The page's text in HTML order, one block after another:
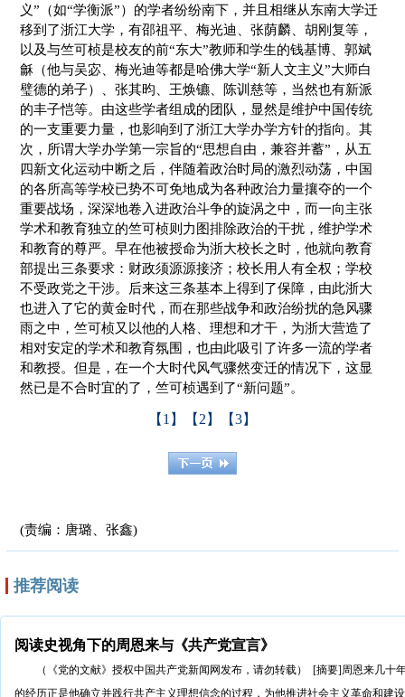
义”（如“学衡派”）的学者纷纷南下，并且相继从东南大学迁
移到了浙江大学，有邵祖平、梅光迪、张荫麟、胡刚复等，
以及与竺可桢是校友的前“东大”教师和学生的钱基博、郭斌
龢（他与吴宓、梅光迪等都是哈佛大学“新人文主义”大师白
璧德的弟子）、张其昀、王焕镳、陈训慈等，当然也有新派
的丰子恺等。由这些学者组成的团队，显然是维护中国传统
的一支重要力量，也影响到了浙江大学办学方针的指向。其
次，所谓大学办学第一宗旨的“思想自由，兼容并蓄”，从五
四新文化运动中断之后，伴随着政治时局的激烈动荡，中国
的各所高等学校已势不可免地成为各种政治力量攘夺的一个
重要战场，深深地卷入进政治斗争的旋涡之中，而一向主张
学术和教育独立的竺可桢则力图排除政治的干扰，维护学术
和教育的尊严。早在他被授命为浙大校长之时，他就向教育
部提出三条要求：财政须源源接济；校长用人有全权；学校
不受政党之干涉。后来这三条基本上得到了保障，由此浙大
也进入了它的黄金时代，而在那些战争和政治纷扰的急风骤
雨之中，竺可桢又以他的人格、理想和才干，为浙大营造了
相对安定的学术和教育氛围，也由此吸引了许多一流的学者
和教授。但是，在一个大时代风气骤然变迁的情况下，这显
然已是不合时宜的了，竺可桢遇到了“新问题”。
【1】 【2】 【3】
(责编：唐璐、张鑫)
推荐阅读
阅读史视角下的周恩来与《共产党宣言》
（《党的文献》授权中国共产党新闻网发布，请勿转载） [摘要]周恩来几十
的经历正是他确立并践行共产主义理想信念的过程，为他推进社会主义革命和建